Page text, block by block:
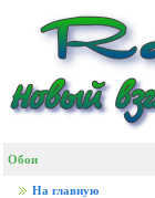
Обои
На главную